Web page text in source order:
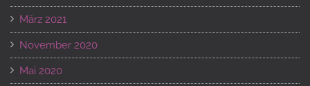
März 2021
November 2020
Mai 2020